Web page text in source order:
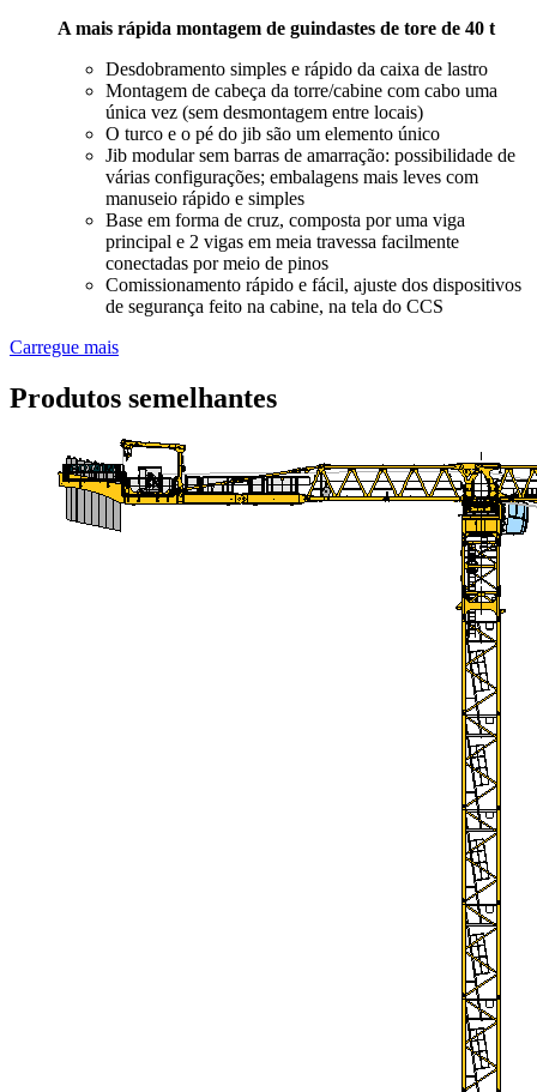
A mais rápida montagem de guindastes de tore de 40 t
Desdobramento simples e rápido da caixa de lastro
Montagem de cabeça da torre/cabine com cabo uma
única vez (sem desmontagem entre locais)
O turco e o pé do jib são um elemento único
Jib modular sem barras de amarração: possibilidade de
várias configurações; embalagens mais leves com
manuseio rápido e simples
Base em forma de cruz, composta por uma viga
principal e 2 vigas em meia travessa facilmente
conectadas por meio de pinos
Comissionamento rápido e fácil, ajuste dos dispositivos
de segurança feito na cabine, na tela do CCS
Carregue mais
Produtos semelhantes